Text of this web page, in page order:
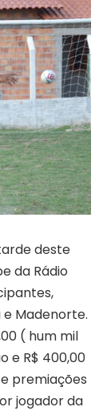
deste
da Rádio
e Madenorte.
( hum mil
e R$ 400,00
premiações
jogador da